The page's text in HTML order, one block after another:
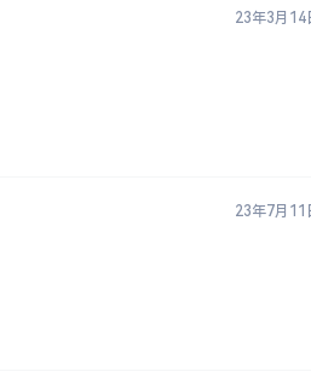
23年3月14
23年7月11